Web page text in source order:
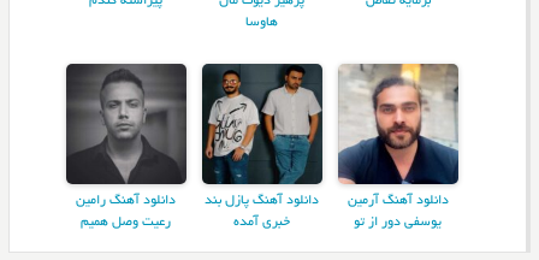
هاوسا
دانلود آهنگ آرمین
یوسفی دور از تو
دانلود آهنگ پازل بند
خبری آمده
دانلود آهنگ رامین
رعیت وصل همیم